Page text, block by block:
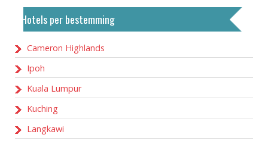
Hotels per bestemming
Cameron Highlands
Ipoh
Kuala Lumpur
Kuching
Langkawi